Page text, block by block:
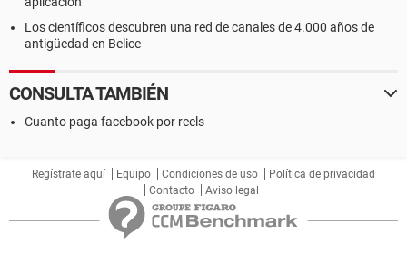
Los científicos descubren una red de canales de 4.000 años de
antigüedad en Belice
CONSULTA TAMBIÉN
Cuanto paga facebook por reels
Regístrate aquí Equipo Condiciones de uso
Política de privacidad
Contacto
Aviso legal